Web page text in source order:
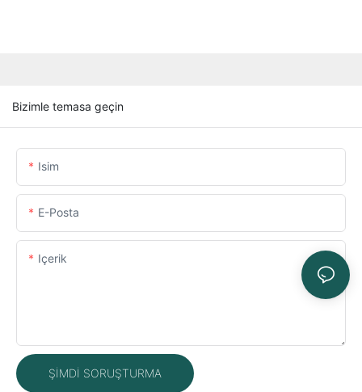
Bizimle temasa geçin
Isim
E-Posta
Içerik
ŞIMDI SORUŞTURMA